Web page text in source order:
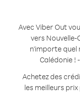
Avec Viber Out
vers
n'importe quel
Calédonie !
Achetez des
les meilleurs